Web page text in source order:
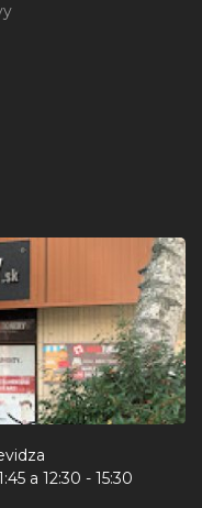
a 12:30 - 15:30